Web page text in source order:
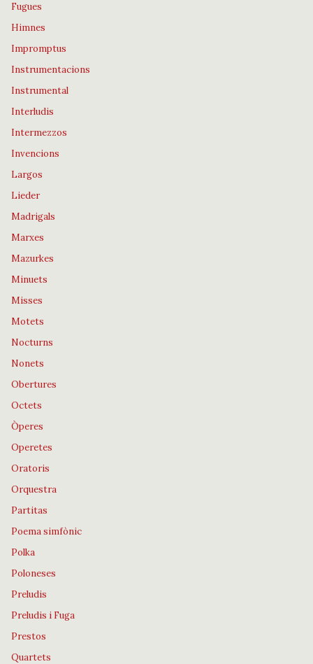
Fugues
Himnes
Impromptus
Instrumentacions
Instrumental
Interludis
Intermezzos
Invencions
Largos
Lieder
Madrigals
Marxes
Mazurkes
Minuets
Misses
Motets
Nocturns
Nonets
Obertures
Octets
Òperes
Operetes
Oratoris
Orquestra
Partitas
Poema simfònic
Polka
Poloneses
Preludis
Preludis i Fuga
Prestos
Quartets